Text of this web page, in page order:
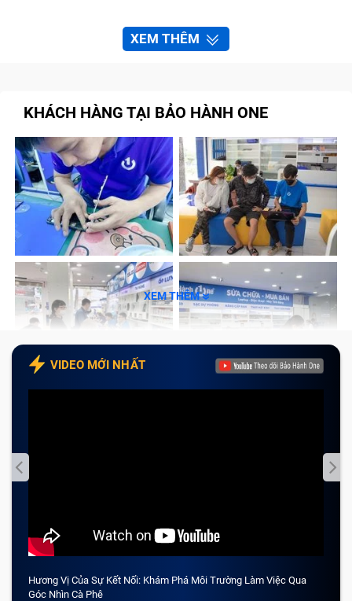
XEM THÊM
KHÁCH HÀNG TẠI BẢO HÀNH ONE
XEM THÊM
VIDEO MỚI NHẤT
Hương Vị Của Sự Kết Nối: Khám Phá Môi Trường Làm Việc Qua
Góc Nhìn Cà Phê